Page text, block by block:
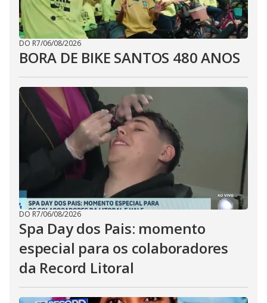
DO R7/06/08/2026
BORA DE BIKE SANTOS 480 ANOS
DO R7/06/08/2026
Spa Day dos Pais: momento
especial para os colaboradores
da Record Litoral